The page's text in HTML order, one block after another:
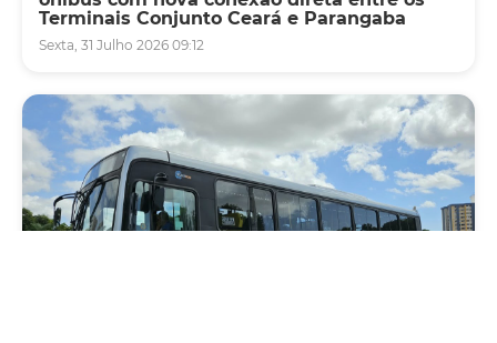
Terminais Conjunto Ceará e Parangaba
Sexta, 31 Julho 2026 09:12